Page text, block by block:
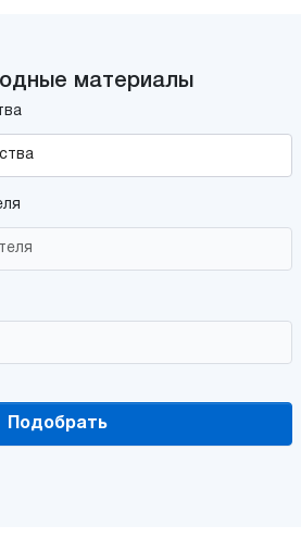
материалы
Подобрать